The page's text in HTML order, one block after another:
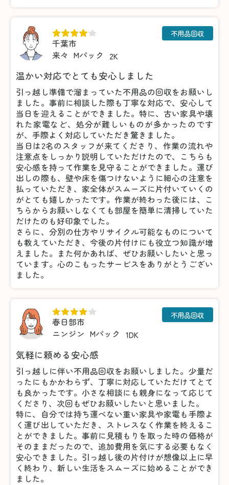
千葉市
来々 Mパック 2K
不用品回収
温かい対応でとても安心しました
引っ越し準備で溜まっていた不用品の回収をお願いし
ました。事前に相談した際も丁寧な対応で、安心して
当日を迎えることができました。特に、古い家具や壊
れた家電など、処分が難しいものが多かったのです
が、手際よく対応していただき驚きました。
当日は2名のスタッフが来てくださり、作業の流れや
注意点をしっかり説明していただけたので、こちらも
安心感を持って作業を見守ることができました。運び
出しの際も、壁や床を傷つけないように細心の注意を
払っていただき、家全体がスムーズに片付いていくの
がとても嬉しかったです。作業が終わった後には、こ
ちらからお願いしなくても部屋を簡単に清掃していた
だけたのも好印象でした。
さらに、分別の仕方やリサイクル可能なものについて
も教えていただき、今後の片付けにも役立つ知識が増
えました。また何かあれば、ぜひお願いしたいと思っ
ています。心のこもったサービスをありがとうござい
ました。
春日部市
ニンジン Mパック 1DK
不用品回収
気軽に頼める安心感
引っ越しに伴い不用品回収をお願いしました。少量だ
ったにもかかわらず、丁寧に対応していただけてとて
も良かったです。小さな相談にも親身になって応じて
くださり、次回もぜひお願いしたいと思いました。
特に、自分では持ち運べない重い家具や家電も手際よ
く運び出していただき、ストレスなく作業を終えるこ
とができました。事前に見積もりを取った時の価格が
そのままだったので、追加費用を気にする必要もなく
安心できました。引っ越し後の片付けが想像以上に早
く終わり、新しい生活をスムーズに始めることができ
ました。